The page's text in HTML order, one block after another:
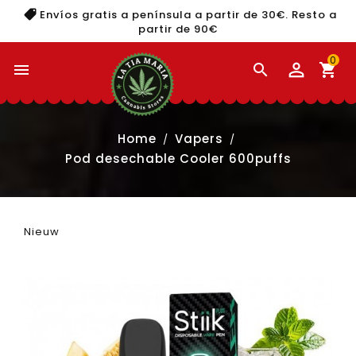
Envíos gratis a península a partir de 30€. Resto a
partir de 90€
  shopping_cart
0
Home
Vapers
Pod desechable Cooler 600puffs
Nieuw